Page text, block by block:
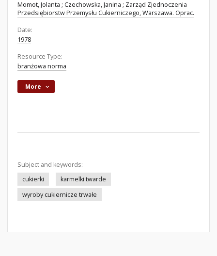
Momot, Jolanta ; Czechowska, Janina ; Zarząd Zjednoczenia
Przedsiębiorstw Przemysłu Cukierniczego, Warszawa. Oprac.
Date:
1978
Resource Type:
branżowa norma
More
Subject and keywords:
cukierki
karmelki twarde
wyroby cukiernicze trwałe